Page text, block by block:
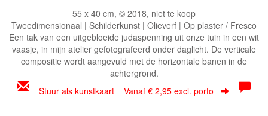
55 x 40 cm, © 2018, niet te koop
Tweedimensionaal | Schilderkunst | Olieverf | Op plaster / Fresco
Een tak van een uitgebloeide judaspenning uit onze tuin in een wit
vaasje, in mijn atelier gefotografeerd onder daglicht. De verticale
compositie wordt aangevuld met de horizontale banen in de
achtergrond.
Stuur als kunstkaart Vanaf € 2,95 excl. porto